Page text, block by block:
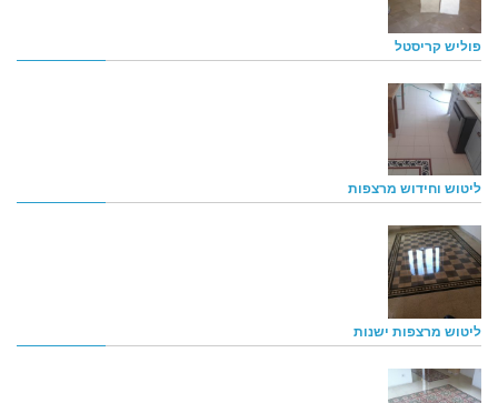
פוליש קריסטל
ליטוש וחידוש מרצפות
ליטוש מרצפות ישנות